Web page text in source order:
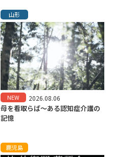
山形
NEW 2026.08.06
母を看取らば～ある認知症介護の
記憶
鹿児島